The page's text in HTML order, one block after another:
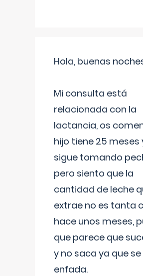
Hola, buenas
Mi consulta está
relacionada con la
lactancia, os
hijo tiene 25 meses
sigue tomando
pero siento que la
cantidad de leche
extrae no es tanta
hace unos meses,
que parece que
y no saca ya que se
enfada.